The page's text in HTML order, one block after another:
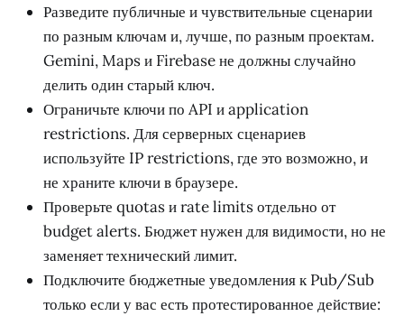
Разведите публичные и чувствительные сценарии
по разным ключам и, лучше, по разным проектам.
Gemini, Maps и Firebase не должны случайно
делить один старый ключ.
Ограничьте ключи по API и application
restrictions. Для серверных сценариев
используйте IP restrictions, где это возможно, и
не храните ключи в браузере.
Проверьте quotas и rate limits отдельно от
budget alerts. Бюджет нужен для видимости, но не
заменяет технический лимит.
Подключите бюджетные уведомления к Pub/Sub
только если у вас есть протестированное действие: